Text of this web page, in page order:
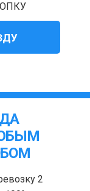
2